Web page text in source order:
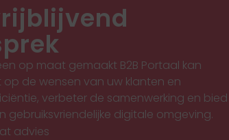
op maat gemaakt B2B Portaal kan
de wensen van uw klanten en
verbeter de samenwerking en bied
gebruiksvriendelijke digitale omgeving.
advies